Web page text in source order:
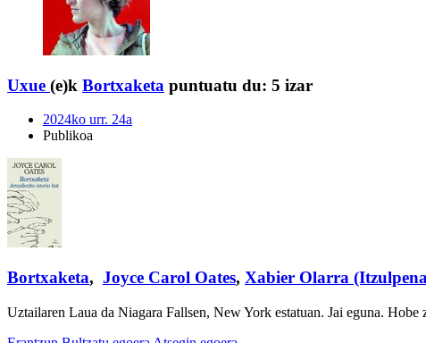
Uxue (e)k Bortxaketa puntuatu du: 5 izar
2024ko urr. 24a
Publikoa
Bortxaketa, Joyce Carol Oates, Xabier Olarra
Uztailaren Laua da Niagara Fallsen, New York estatuan. Jai eguna.